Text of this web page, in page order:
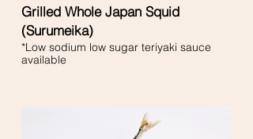
Grilled Whole Japan Squid
(Surumeika)
*Low sodium low sugar teriyaki sauce
available